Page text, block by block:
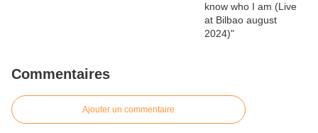
Commentaires
Ajouter un commentaire